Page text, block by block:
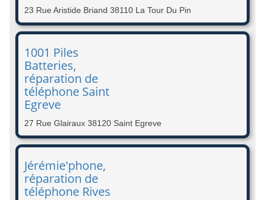
23 Rue Aristide Briand 38110 La Tour Du Pin
1001 Piles
Batteries,
réparation de
téléphone Saint
Egreve
27 Rue Glairaux 38120 Saint Egreve
Jérémie'phone,
réparation de
téléphone Rives